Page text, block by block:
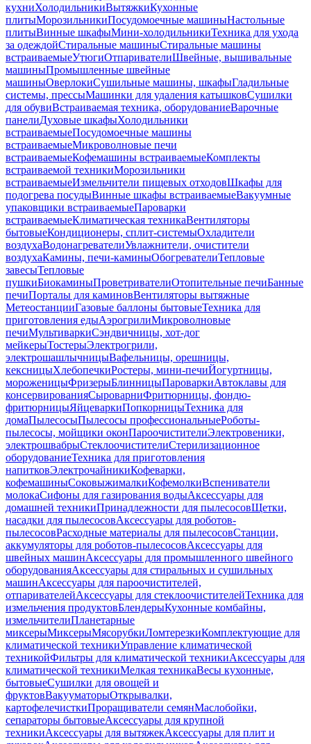
кухниХолодильникиВытяжкиКухонные
плитыМорозильникиПосудомоечные машиныНастольные
плитыВинные шкафыМини-холодильникиТехника для ухода
за одеждойСтиральные машиныСтиральные машины
встраиваемыеУтюгиОтпаривателиШвейные, вышивальные
машиныПромышленные швейные
машиныОверлокиСушильные машины, шкафыГладильные
системы, прессыМашинки для удаления катышковСушилки
для обувиВстраиваемая техника, оборудованиеВарочные
панелиДуховые шкафыХолодильники
встраиваемыеПосудомоечные машины
встраиваемыеМикроволновые печи
встраиваемыеКофемашины встраиваемыеКомплекты
встраиваемой техникиМорозильники
встраиваемыеИзмельчители пищевых отходовШкафы для
подогрева посудыВинные шкафы встраиваемыеВакуумные
упаковщики встраиваемыеПароварки
встраиваемыеКлиматическая техникаВентиляторы
бытовыеКондиционеры, сплит-системыОхладители
воздухаВодонагревателиУвлажнители, очистители
воздухаКамины, печи-каминыОбогревателиТепловые
завесыТепловые
пушкиБиокаминыПроветривателиОтопительные печиБанные
печиПорталы для каминовВентиляторы вытяжные
МетеостанцииГазовые баллоны бытовыеТехника для
приготовления едыАэрогрилиМикроволновые
печиМультиваркиСэндвичницы, хот-дог
мейкерыТостерыЭлектрогрили,
электрошашлычницыВафельницы, орешницы,
кексницыХлебопечкиРостеры, мини-печиЙогуртницы,
мороженицыФризерыБлинницыПароваркиАвтоклавы для
консервированияСыроварниФритюрницы, фондю-
фритюрницыЯйцеваркиПопкорницыТехника для
домаПылесосыПылесосы профессиональныеРоботы-
пылесосы, мойщики оконПароочистителиЭлектровеники,
электрошвабрыСтеклоочистителиСтерилизационное
оборудованиеТехника для приготовления
напитковЭлектрочайникиКофеварки,
кофемашиныСоковыжималкиКофемолкиВспениватели
молокаСифоны для газирования водыАксессуары для
домашней техникиПринадлежности для пылесосовЩетки,
насадки для пылесосовАксессуары для роботов-
пылесосовРасходные материалы для пылесосовСтанции,
аккумуляторы для роботов-пылесосовАксессуары для
швейных машинАксессуары для промышленного швейного
оборудованияАксессуары для стиральных и сушильных
машинАксессуары для пароочистителей,
отпаривателейАксессуары для стеклоочистителейТехника для
измельчения продуктовБлендерыКухонные комбайны,
измельчителиПланетарные
миксерыМиксерыМясорубкиЛомтерезкиКомплектующие для
климатической техникиУправление климатической
техникойФильтры для климатической техникиАксессуары для
климатической техникиМелкая техникаВесы кухонные,
бытовыеСушилки для овощей и
фруктовВакууматорыОткрывалки,
картофелечисткиПроращиватели семянМаслобойки,
сепараторы бытовыеАксессуары для крупной
техникиАксессуары для вытяжекАксессуары для плит и